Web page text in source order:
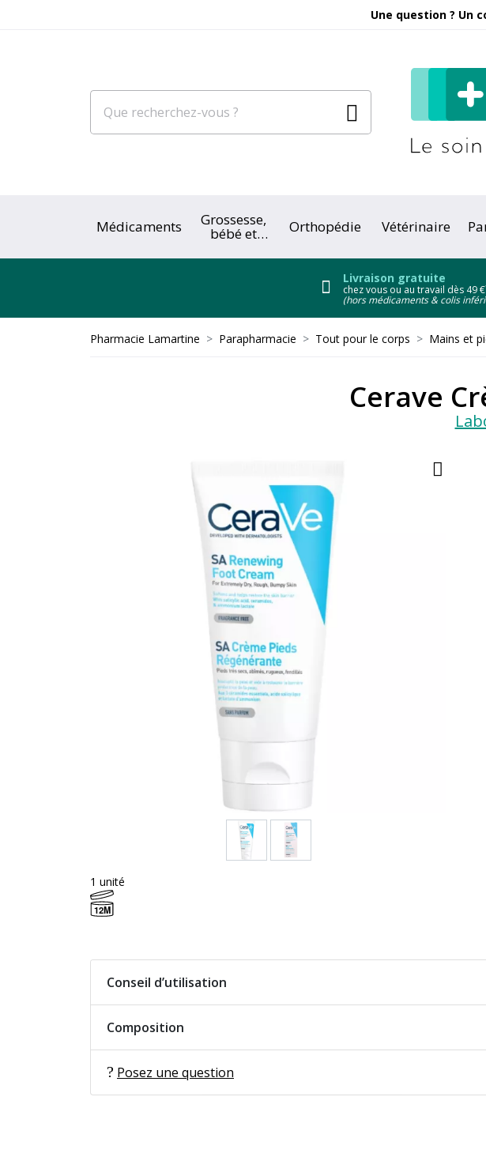
Une question ? Un
Médicaments Grossesse,
bébé et Orthopédie Vétérinaire
Livraison gratuite
chez vous ou au travail dès 49 €
(hors médicaments & colis
Pharmacie Lamartine Parapharmacie Tout pour le corps Mains et
Cerave
1 unité
12M
Conseil d’utilisation
Composition
Posez une question